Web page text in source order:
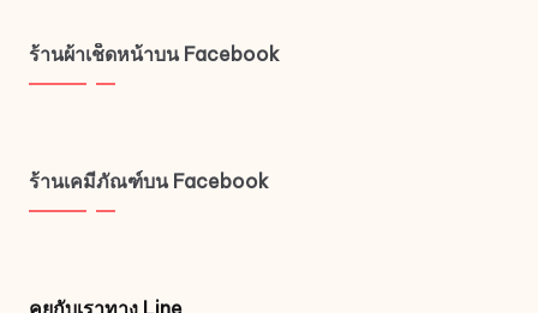
ร้านผ้าเช็ดหน้าบน Facebook
ร้านเคมีภัณฑ์บน Facebook
คุยกับเราทาง Line